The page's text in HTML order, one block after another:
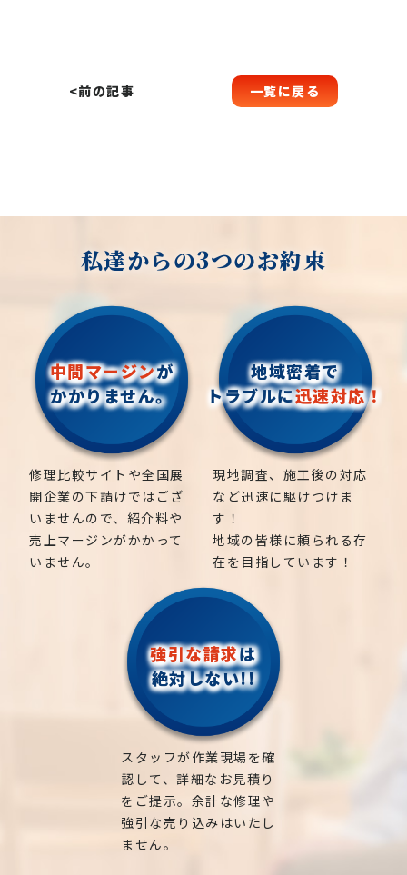
<前の記事 一覧に戻る
私達からの3つのお約束
中間マージンが
かかりません。
修理比較サイトや全国展
開企業の下請けではござ
いませんので、紹介料や
売上マージンがかかって
いません。
地域密着で
トラブルに迅速対応！
現地調査、施工後の対応
など迅速に駆けつけま
す！
地域の皆様に頼られる存
在を目指しています！
強引な請求は
絶対しない!!
スタッフが作業現場を確
認して、詳細なお見積り
をご提示。余計な修理や
強引な売り込みはいたし
ません。